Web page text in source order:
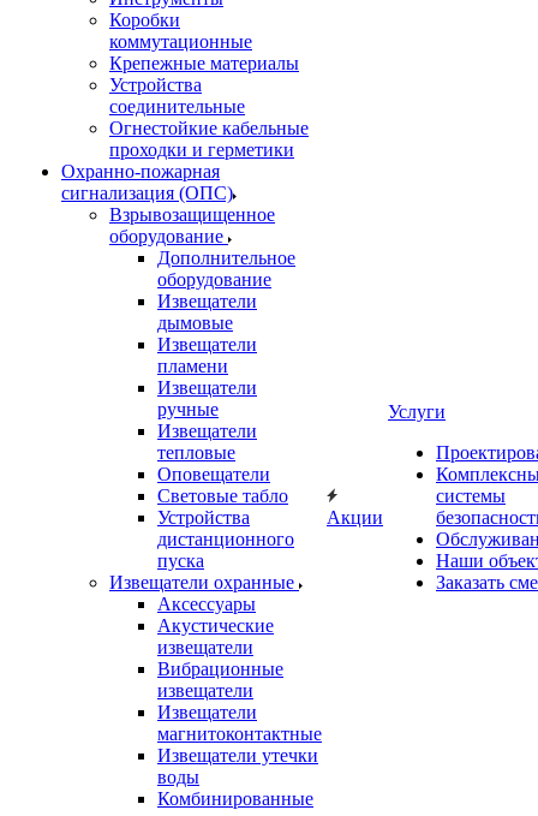
Коробки
коммутационные
Крепежные материалы
Устройства
соединительные
Огнестойкие кабельные
проходки и герметики
Охранно-пожарная
сигнализация (ОПС)
Взрывозащищенное
оборудование
Дополнительное
оборудование
Извещатели
дымовые
Извещатели
пламени
Извещатели
ручные
Извещатели
тепловые
Оповещатели
Световые табло
Устройства
дистанционного
пуска
Извещатели охранные
Аксессуары
Акустические
извещатели
Вибрационные
извещатели
Извещатели
магнитоконтактные
Извещатели утечки
воды
Комбинированные
Акции
Услуги
системы
Наши
Заказать